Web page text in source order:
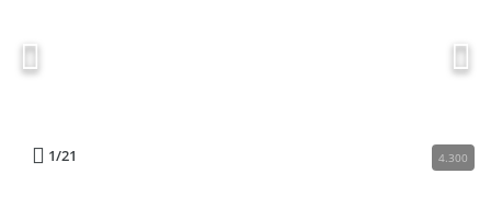
1/21 4.300